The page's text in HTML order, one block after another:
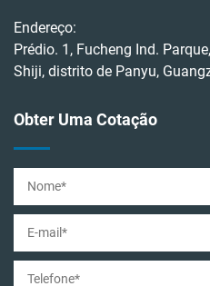
Endereço:
Prédio. 1, Fucheng Ind.
Shiji, distrito de Panyu,
Obter Uma Cotação